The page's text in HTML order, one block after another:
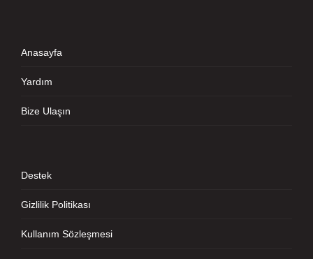
Anasayfa
Yardım
Bize Ulaşın
Destek
Gizlilik Politikası
Kullanım Sözleşmesi